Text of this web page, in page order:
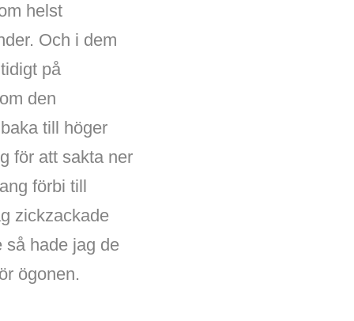
helst
Och i dem
på
den
till höger
för att sakta ner
förbi till
zickzackade
så hade jag de
ögonen.